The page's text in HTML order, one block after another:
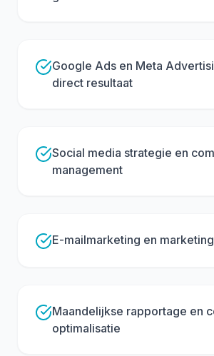
Google Ads en Meta
direct resultaat
Social media strategie en
management
E-mailmarketing en
Maandelijkse rapportage en
optimalisatie